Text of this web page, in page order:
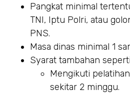
Pangkat minimal
TNI, Iptu Polri, atau
PNS.
Masa dinas minimal 1
Syarat tambahan
Mengikuti pelatihan
sekitar 2 minggu.